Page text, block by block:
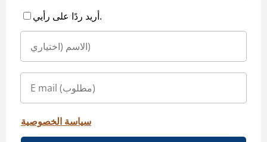
أريد ردًا على رأيي.
سياسة الخصوصية